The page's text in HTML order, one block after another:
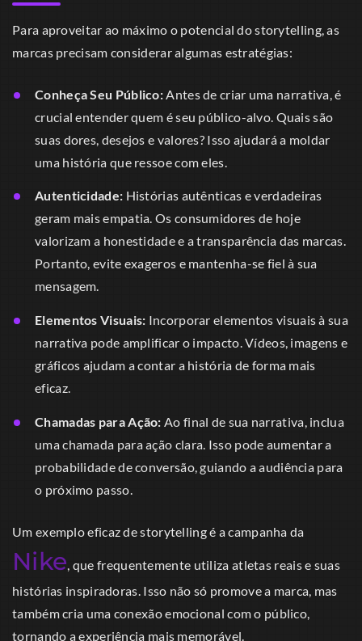
Para aproveitar ao máximo o potencial do storytelling, as
marcas precisam considerar algumas estratégias:
Conheça Seu Público:Antes de criar uma narrativa, é
crucial entender quem é seu público-alvo. Quais são
suas dores, desejos e valores? Isso ajudará a moldar
uma história que ressoe com eles.
Autenticidade: Histórias autênticas e verdadeiras
geram mais empatia. Os consumidores de hoje
valorizam a honestidade e a transparência das marcas.
Portanto, evite exageros e mantenha-se fiel à sua
mensagem.
Elementos Visuais: Incorporar elementos visuais à sua
narrativa pode amplificar o impacto. Vídeos, imagens e
gráficos ajudam a contar a história de forma mais
eficaz.
Chamadas para Ação: Ao final de sua narrativa, inclua
uma chamada para ação clara. Isso pode aumentar a
probabilidade de conversão, guiando a audiência para
o próximo passo.
Um exemplo eficaz de storytelling é a campanha da
Nike , que frequentemente utiliza atletas reais e suas
histórias inspiradoras. Isso não só promove a marca, mas
também cria uma conexão emocional com o público,
tornando a experiência mais memorável.